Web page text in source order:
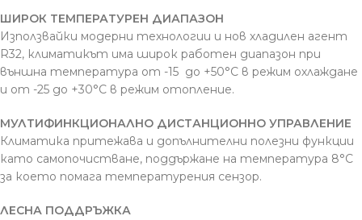
ШИРОК ТЕМПЕРАТУРЕН ДИАПАЗОН
Използвайки модерни технологии и нов хладилен агент
R32, климатикът има широк работен диапазон при
външна температура от -15 до +50°С в режим охлаждане
и от -25 до +30°С в режим отопление.
МУЛТИФИНКЦИОНАЛНО ДИСТАНЦИОННО УПРАВЛЕНИЕ
Климатика притежава и допълнителни полезни функции
като самопочистване, поддържане на температура 8°С
за което помага температурения сензор.
ЛЕСНА ПОДДРЪЖКА